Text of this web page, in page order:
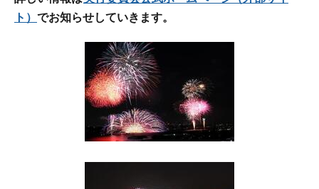
ト） でお知らせしていきます。